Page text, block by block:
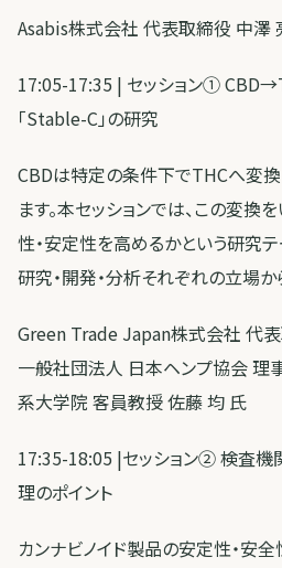
Asabis株式会社 代表取締役 中澤
17:05-17:35 | セッション①
「Stable-C」の研究
CBDは特定の条件下でTHCへ変
ます。本セッションでは、この変換
性・安定性を高めるかという研究テ
研究・開発・分析それぞれの立場か
Green Trade Japan株式会社 代
一般社団法人 日本ヘンプ協会 理
系大学院 客員教授 佐藤 均 氏
17:35-18:05 |セッション② 検査機
理のポイント
カンナビノイド製品の安定性・安